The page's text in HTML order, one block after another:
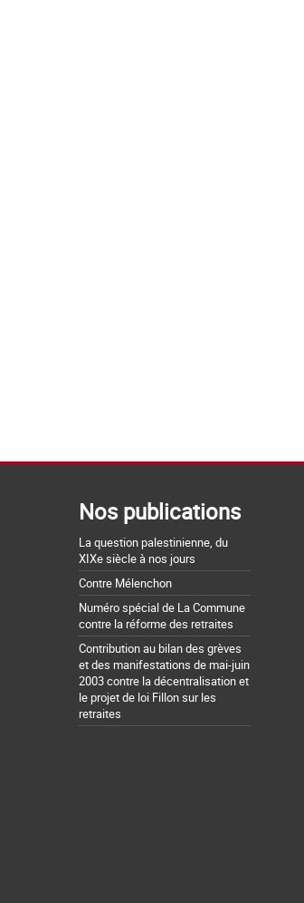
Nos publications
La question palestinienne, du
XIXe siècle à nos jours
Contre Mélenchon
Numéro spécial de La Commune
contre la réforme des retraites
Contribution au bilan des grèves
et des manifestations de mai-juin
2003 contre la décentralisation et
le projet de loi Fillon sur les
retraites